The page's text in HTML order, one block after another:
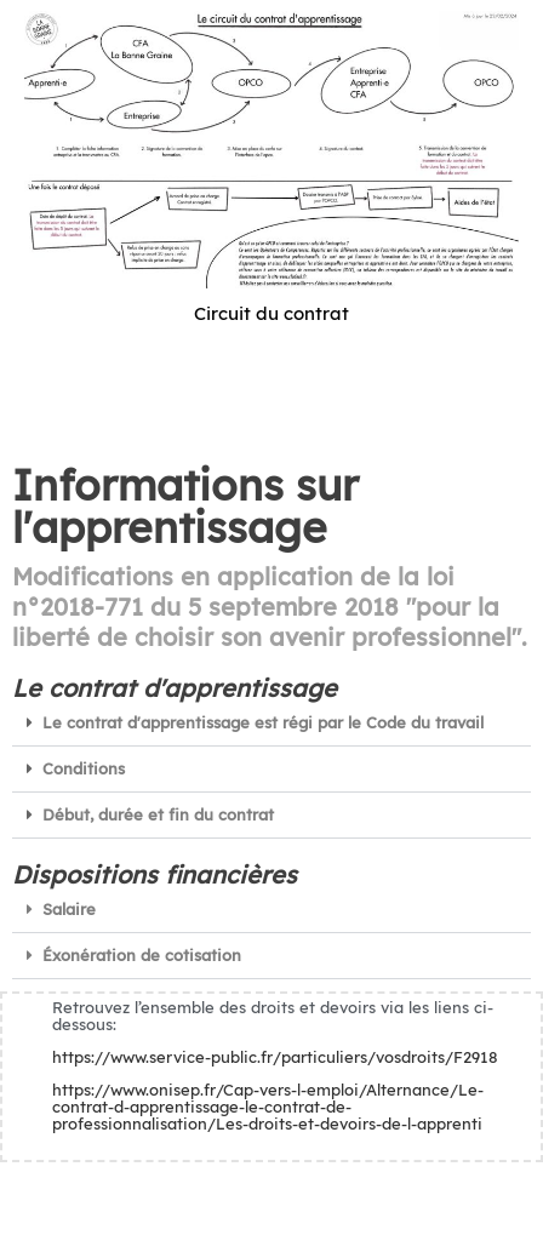
Circuit du contrat
Informations sur
l'apprentissage
Modifications en application de la loi
n°2018-771 du 5 septembre 2018 "pour la
liberté de choisir son avenir professionnel".
Le contrat d'apprentissage
Le contrat d'apprentissage est régi par le Code du travail
Conditions
Début, durée et fin du contrat
Dispositions financières
Salaire
Éxonération de cotisation
Retrouvez l’ensemble des droits et devoirs via les liens ci-
dessous:
https://www.service-public.fr/particuliers/vosdroits/F2918
https://www.onisep.fr/Cap-vers-l-emploi/Alternance/Le-
contrat-d-apprentissage-le-contrat-de-
professionnalisation/Les-droits-et-devoirs-de-l-apprenti